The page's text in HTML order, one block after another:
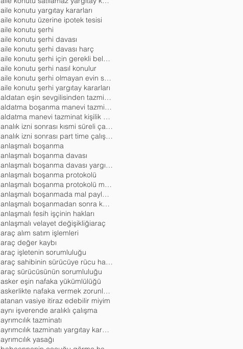
aile konutu yargıtay kararları
aile konutu üzerine ipotek tesisi
aile konutu şerhi
aile konutu şerhi davası
aile konutu şerhi davası harç
aile konutu şerhi için gerekli belgeler
aile konutu şerhi nasıl konulur
aile konutu şerhi olmayan evin satışı
aile konutu şerhi yargıtay kararları
aldatan eşin sevgilisinden tazminat istenebilir mi
aldatma boşanma manevi tazminat
aldatma manevi tazminat kişilik hakları
analık izni sonrası kısmi süreli çalışma
analık izni sonrası part time çalışma
anlaşmalı boşanma
anlaşmalı boşanma davası
anlaşmalı boşanma davası yargıtay kararla
anlaşmalı boşanma protokolü
anlaşmalı boşanma protokolü mal paylaşımı örneği
anlaşmalı boşanmada mal paylaşımı
anlaşmalı boşanmadan sonra katkı payı davası
anlaşmalı fesih işçinin hakları
anlaşmalı velayet değişikliğiaraç
araç alım satım işlemleri
araç değer kaybı
araç işletenin sorumluluğu
araç sahibinin sürücüye rücu hakkı
araç sürücüsünün sorumluluğu
asker eşin nafaka yükümlülüğü
askerlikte nafaka vermek zorunlu mudur
atanan vasiye itiraz edebilir miyim
aynı işverende aralıklı çalışma
ayrımcılık tazminatı
ayrımcılık tazminatı yargıtay kararları
ayrımcılık yasağı